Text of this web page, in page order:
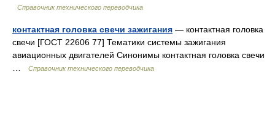
Справочник технического переводчика
контактная головка свечи зажигания — контактная головка
свечи [ГОСТ 22606 77] Тематики системы зажигания
авиационных двигателей Синонимы контактная головка свечи
Справочник технического переводчика